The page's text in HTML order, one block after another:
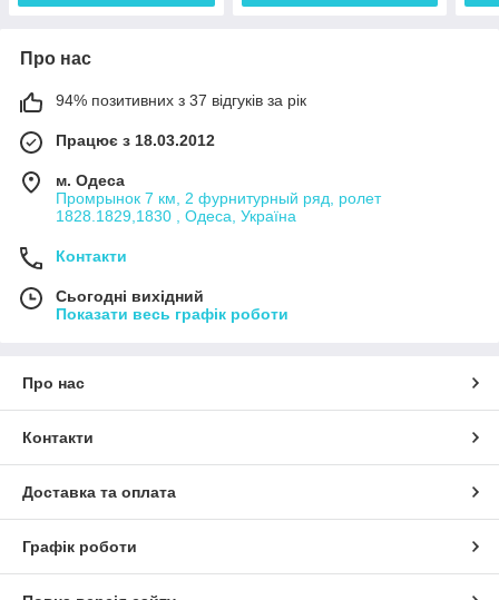
Про нас
94% позитивних з 37 відгуків за рік
Працює з 18.03.2012
м. Одеса
Промрынок 7 км, 2 фурнитурный ряд, ролет
1828.1829,1830 , Одеса, Україна
Контакти
Сьогодні вихідний
Показати весь графік роботи
Про нас
Контакти
Доставка та оплата
Графік роботи